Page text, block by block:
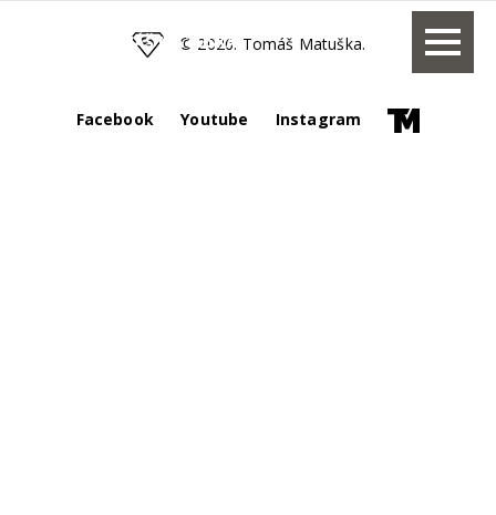
TOMÁŠ MATUŠKA© 2026. Tomáš Matuška.
Facebook Youtube Instagram